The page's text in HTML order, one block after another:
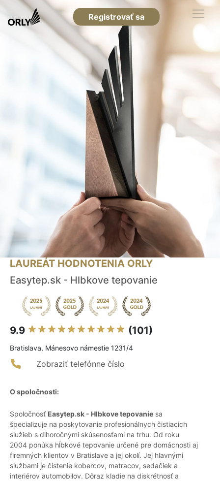
Registrovať sa
LAUREÁT HODNOTENIA ORLY
Easytep.sk - Hlbkove tepovanie
9.9 (101)
Bratislava, Mánesovo námestie 1231/4
Zobraziť telefónne číslo
O spoločnosti:
Spoločnosť Easytep.sk - Hlbkove tepovanie sa
špecializuje na poskytovanie profesionálnych čistiacich
služieb s dlhoročnými skúsenosťami na trhu. Od roku
2004 ponúka hĺbkové tepovanie určené pre domácnosti aj
firemných klientov v Bratislave a jej okolí. Jej hlavnými
službami je čistenie kobercov, matracov, sedačiek a
interiérov automobilov. Dôraz kladie na diskrétnosť a